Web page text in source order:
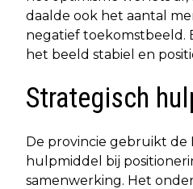
daalde ook het aantal
negatief toekomstbeeld.
het beeld stabiel en
Strategisch
De provincie gebruikt de
hulpmiddel bij
samenwerking. Het